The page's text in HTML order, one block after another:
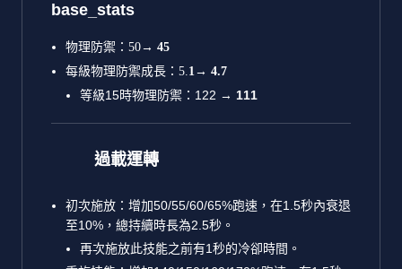
base_stats
物理防禦：50→ 45
每級物理防禦成長：5.1→ 4.7
等級15時物理防禦：122 → 111
過載運轉
初次施放：增加50/55/60/65%跑速，在1.5秒內衰退
至10%，總持續時長為2.5秒。
再次施放此技能之前有1秒的冷卻時間。